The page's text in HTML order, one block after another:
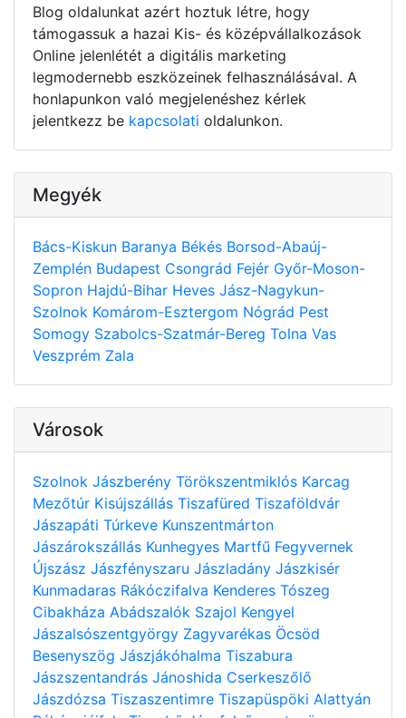
Blog oldalunkat azért hoztuk létre, hogy
támogassuk a hazai Kis- és középvállalkozások
Online jelenlétét a digitális marketing
legmodernebb eszközeinek felhasználásával. A
honlapunkon való megjelenéshez kérlek
jelentkezz be kapcsolati oldalunkon.
Megyék
Bács-Kiskun Baranya Békés Borsod-Abaúj-
Zemplén Budapest Csongrád Fejér Győr-Moson-
Sopron Hajdú-Bihar Heves Jász-Nagykun-
Szolnok Komárom-Esztergom Nógrád Pest
Somogy Szabolcs-Szatmár-Bereg Tolna Vas
Veszprém Zala
Városok
Szolnok Jászberény Törökszentmiklós Karcag
Mezőtúr Kisújszállás Tiszafüred Tiszaföldvár
Jászapáti Túrkeve Kunszentmárton
Jászárokszállás Kunhegyes Martfű Fegyvernek
Újszász Jászfényszaru Jászladány Jászkisér
Kunmadaras Rákóczifalva Kenderes Tószeg
Cibakháza Abádszalók Szajol Kengyel
Jászalsószentgyörgy Zagyvarékas Öcsöd
Besenyszög Jászjákóhalma Tiszabura
Jászszentandrás Jánoshida Cserkeszőlő
Jászdózsa Tiszaszentimre Tiszapüspöki Alattyán